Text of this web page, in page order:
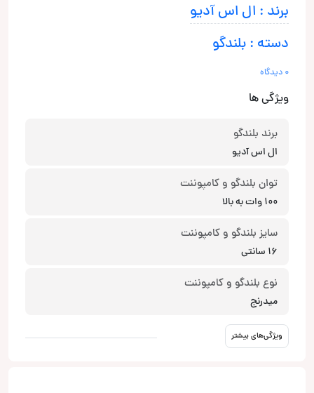
برند : ال اس آدیو
دسته : بلندگو
0 دیدگاه
ویژگی ها
برند بلندگو
ال اس آدیو
توان بلندگو و کامپوننت
100 وات به بالا
سایز بلندگو و کامپوننت
16 سانتی
نوع بلندگو و کامپوننت
میدرنج
ویژگی‌های بیشتر